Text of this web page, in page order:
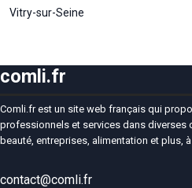
Vitry-sur-Seine
comli.fr
Comli.fr est un site web français qui
professionnels et services dans diverses
beauté, entreprises, alimentation et plus,
contact@comli.fr